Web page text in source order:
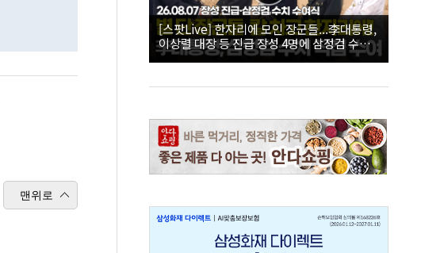
맨위로
[스팟Live] 한자리에 모인 장군들...李대통령,
이상렬 대장 등 진급 장성 4명에 삼정검 수치
직접 수여｜26.08.07 장성 진급·삼정검 수치